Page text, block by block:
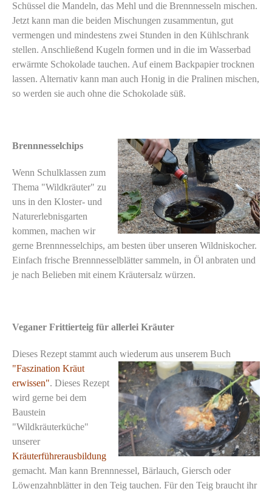
Schüssel die Mandeln, das Mehl und die Brennnesseln mischen.
Jetzt kann man die beiden Mischungen zusammentun, gut
vermengen und mindestens zwei Stunden in den Kühlschrank
stellen. Anschließend Kugeln formen und in die im Wasserbad
erwärmte Schokolade tauchen. Auf einem Backpapier trocknen
lassen. Alternativ kann man auch Honig in die Pralinen mischen,
so werden sie auch ohne die Schokolade süß.
Brennnesselchips
Wenn Schulklassen zum
Thema "Wildkräuter" zu
uns in den Kloster- und
Naturerlebnisgarten
kommen, machen wir
gerne Brennnesselchips, am besten über unseren Wildniskocher.
Einfach frische Brennnesselblätter sammeln, in Öl anbraten und
je nach Belieben mit einem Kräutersalz würzen.
Veganer Frittierteig für allerlei Kräuter
Dieses Rezept stammt auch wiederum aus unserem Buch
"Faszination Kräut
erwissen". Dieses Rezept
wird gerne bei dem
Baustein
"Wildkräuterküche"
unserer
Kräuterführerausbildung
gemacht. Man kann Brennnessel, Bärlauch, Giersch oder
Löwenzahnblätter in den Teig tauchen. Für den Teig braucht ihr